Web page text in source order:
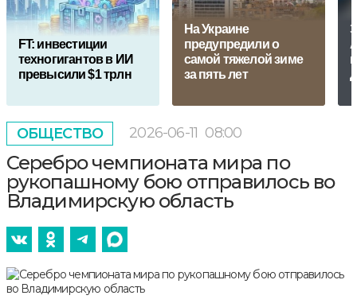
FT: инвестиции
техногигантов в ИИ
превысили $1 трлн
На Украине
предупредили о
самой тяжелой зиме
за пять лет
ОБЩЕСТВО 2026-06-11 08:00
Серебро чемпионата мира по
рукопашному бою отправилось во
Владимирскую область